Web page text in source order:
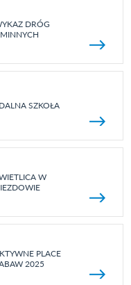
DRÓG
SZKOŁA
W
PLACE
2025